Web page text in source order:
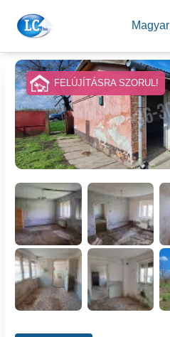
Magyar
FELÚJÍTÁSRA SZORUL!